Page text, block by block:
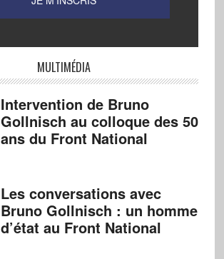
MULTIMÉDIA
Intervention de Bruno
Gollnisch au colloque des 50
ans du Front National
Les conversations avec
Bruno Gollnisch : un homme
d’état au Front National